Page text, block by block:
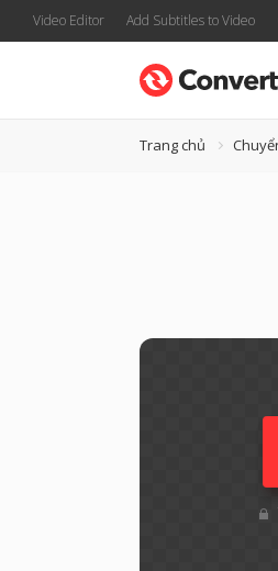
Video Editor Add Subtitles to Video
Trang chủ